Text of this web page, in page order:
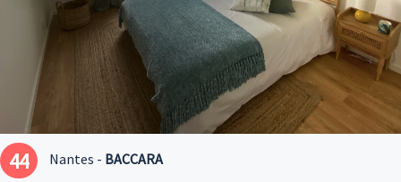
44 Nantes - BACCARA